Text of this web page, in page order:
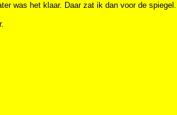
was het klaar. Daar zat ik dan voor de